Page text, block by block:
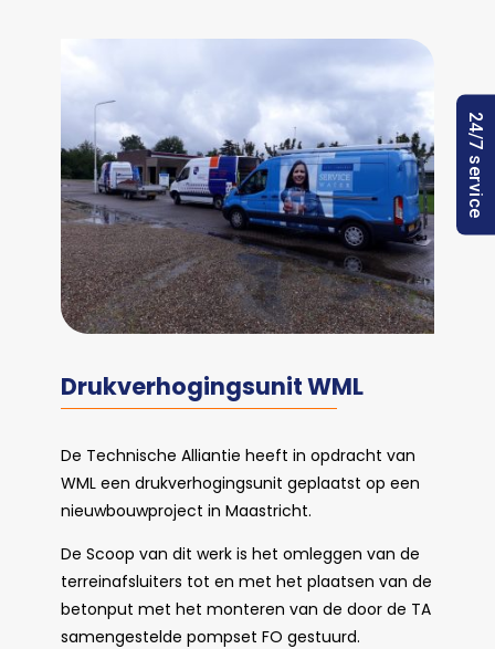
Drukverhogingsunit WML
De Technische Alliantie heeft in opdracht van
WML een drukverhogingsunit geplaatst op een
nieuwbouwproject in Maastricht.
De Scoop van dit werk is het omleggen van de
terreinafsluiters tot en met het plaatsen van de
betonput met het monteren van de door de TA
samengestelde pompset FO gestuurd.
24/7 service